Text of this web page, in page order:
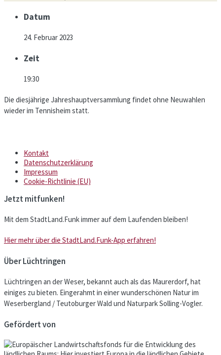
Datum
24. Februar 2023
Zeit
19:30
Die diesjährige Jahreshauptversammlung findet ohne Neuwahlen
wieder im Tennisheim statt.
Kontakt
Datenschutzerklärung
Impressum
Cookie-Richtlinie (EU)
Jetzt mitfunken!
Mit dem StadtLand.Funk immer auf dem Laufenden bleiben!
Hier mehr über die StadtLand.Funk-App erfahren!
Über Lüchtringen
Lüchtringen an der Weser, bekannt auch als das Maurerdorf, hat
einiges zu bieten. Eingerahmt in einer wunderschönen Natur im
Weserbergland / Teutoburger Wald und Naturpark Solling-Vogler.
Gefördert von